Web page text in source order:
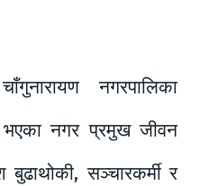
नगरपालिका
भएका नगर प्रमुख जीवन
सञ्चारकर्मी र